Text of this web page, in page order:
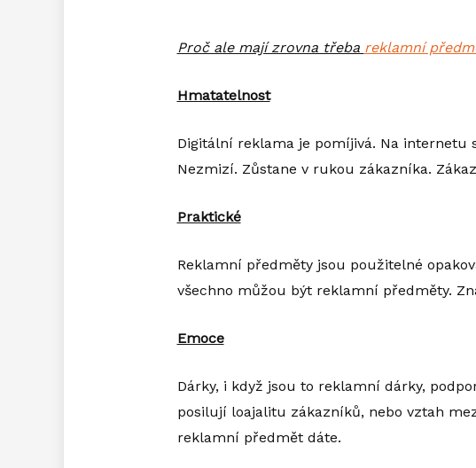
Proč ale mají zrovna třeba reklamní
Hmatatelnost
Digitální reklama je pomíjivá. Na internetu
Nezmizí. Zůstane v rukou zákazníka.
Praktické
Reklamní předměty jsou použitelné
všechno můžou být reklamní předměty.
Emoce
Dárky, i když jsou to reklamní dárky,
posilují loajalitu zákazníků, nebo vztah
reklamní předmět dáte.